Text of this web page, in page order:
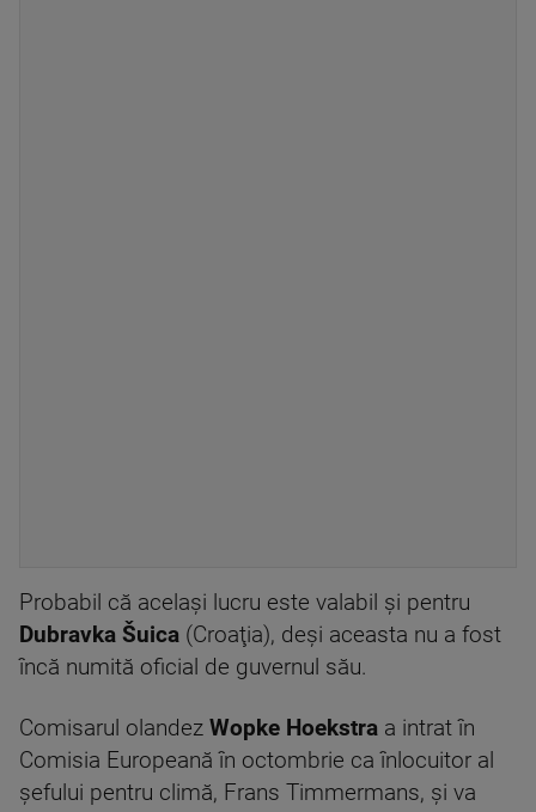
Probabil că acelaşi lucru este valabil şi pentru
Dubravka Šuica (Croaţia), deşi aceasta nu a fost
încă numită oficial de guvernul său.
Comisarul olandez Wopke Hoekstra a intrat în
Comisia Europeană în octombrie ca înlocuitor al
şefului pentru climă, Frans Timmermans, şi va